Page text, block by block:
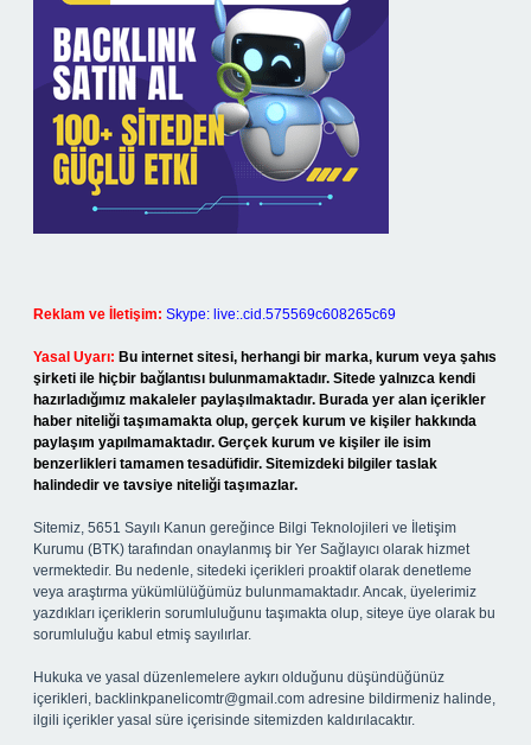
Reklam ve İletişim: Skype: live:.cid.575569c608265c69
Yasal Uyarı: Bu internet sitesi, herhangi bir marka, kurum veya şahıs
şirketi ile hiçbir bağlantısı bulunmamaktadır. Sitede yalnızca kendi
hazırladığımız makaleler paylaşılmaktadır. Burada yer alan içerikler
haber niteliği taşımamakta olup, gerçek kurum ve kişiler hakkında
paylaşım yapılmamaktadır. Gerçek kurum ve kişiler ile isim
benzerlikleri tamamen tesadüfidir. Sitemizdeki bilgiler taslak
halindedir ve tavsiye niteliği taşımazlar.
Sitemiz, 5651 Sayılı Kanun gereğince Bilgi Teknolojileri ve İletişim
Kurumu (BTK) tarafından onaylanmış bir Yer Sağlayıcı olarak hizmet
vermektedir. Bu nedenle, sitedeki içerikleri proaktif olarak denetleme
veya araştırma yükümlülüğümüz bulunmamaktadır. Ancak, üyelerimiz
yazdıkları içeriklerin sorumluluğunu taşımakta olup, siteye üye olarak bu
sorumluluğu kabul etmiş sayılırlar.
Hukuka ve yasal düzenlemelere aykırı olduğunu düşündüğünüz
içerikleri, backlinkpanelicomtr@gmail.com adresine bildirmeniz halinde,
ilgili içerikler yasal süre içerisinde sitemizden kaldırılacaktır.